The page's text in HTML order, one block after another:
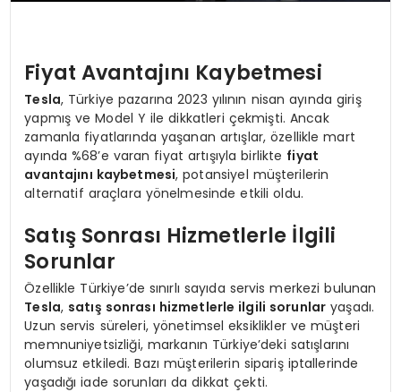
Fiyat Avantajını Kaybetmesi
Tesla, Türkiye pazarına 2023 yılının nisan ayında giriş
yapmış ve Model Y ile dikkatleri çekmişti. Ancak
zamanla fiyatlarında yaşanan artışlar, özellikle mart
ayında %68’e varan fiyat artışıyla birlikte fiyat
avantajını kaybetmesi, potansiyel müşterilerin
alternatif araçlara yönelmesinde etkili oldu.
Satış Sonrası Hizmetlerle İlgili
Sorunlar
Özellikle Türkiye’de sınırlı sayıda servis merkezi bulunan
Tesla, satış sonrası hizmetlerle ilgili sorunlar yaşadı.
Uzun servis süreleri, yönetimsel eksiklikler ve müşteri
memnuniyetsizliği, markanın Türkiye’deki satışlarını
olumsuz etkiledi. Bazı müşterilerin sipariş iptallerinde
yaşadığı iade sorunları da dikkat çekti.